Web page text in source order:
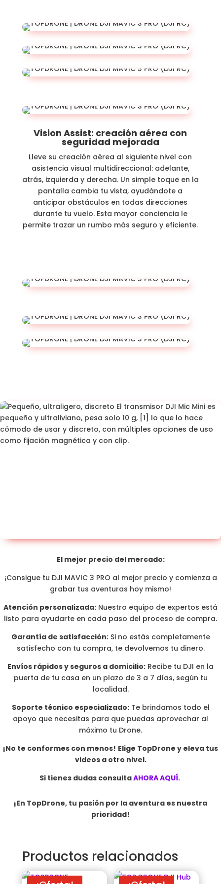
Vision Assist: creación aérea con
seguridad mejorada
Lleve su creación aérea al siguiente nivel con
asistencia visual multidireccional: adelante,
atrás, izquierda y derecha. Un simple toque en la
pantalla cambia tu vista, ayudándote a
anticipar obstáculos en todas direcciones
durante tu vuelo. Esta mayor conciencia le
permite trazar un rumbo más seguro y eficiente.
El mejor precio del mercado:
¡Consigue tu DJI MAVIC 3 PRO al mejor precio y comienza a
grabar tus aventuras hoy mismo!
Atención personalizada: Nuestro equipo de expertos está
listo para ayudarte en cada paso del proceso de compra.
Garantía de satisfacción:Si no estás completamente
satisfecho con tu compra, te devolvemos tu dinero.
Envíos rápidos y seguros a domicilio: Recibe tu DJI en la
puerta de tu casa en un plazo de 3 a 7 días, según tu
localidad.
Soporte técnico especializado:Te brindamos todo el
apoyo que necesitas para que puedas aprovechar al
máximo tu Drone.
¡No te conformes con menos! Elige TopDrone y eleva tus
videos a otro nivel.
Si tienes dudas consultaAHORA AQUÍ.
¡En TopDrone, tu pasión por la aventura es nuestra
prioridad!
Productos relacionados